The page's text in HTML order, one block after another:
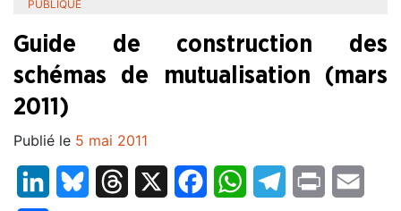
PUBLIQUE
Guide de construction des
schémas de mutualisation (mars
2011)
Publié le 5 mai 2011
LinkedInBluesky Threads FacebookWhatsAppTelegram
Print